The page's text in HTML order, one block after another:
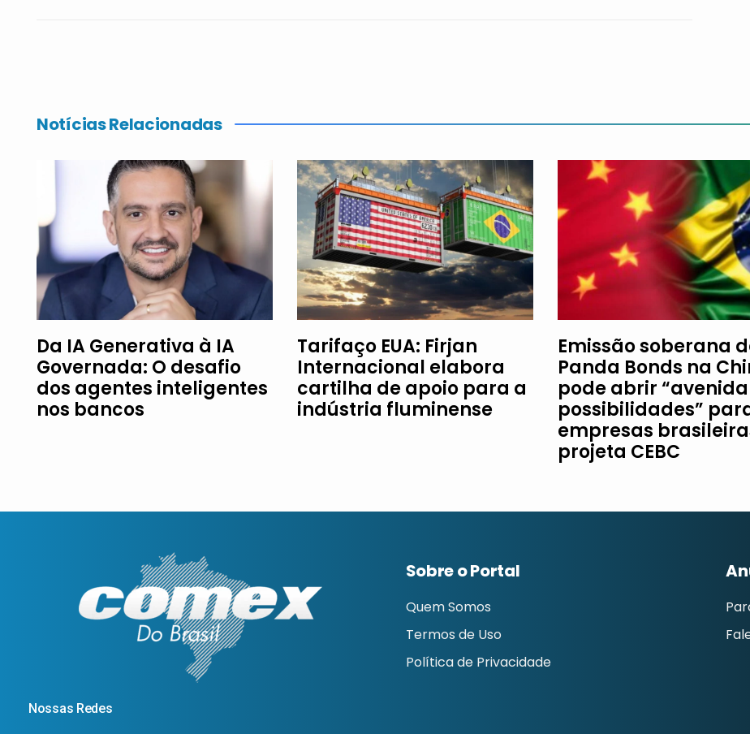
Notícias Relacionadas
Da IA Generativa à IA
Governada: O desafio
dos agentes inteligentes
nos bancos
Tarifaço EUA: Firjan
Internacional elabora
cartilha de apoio para a
indústria fluminense
Emissão soberana
Panda Bonds na
pode abrir
possibilidades”
empresas
projeta CEBC
Nossas Redes
Sobre o Portal
Quem Somos
Termos de Uso
Política de Privacidade